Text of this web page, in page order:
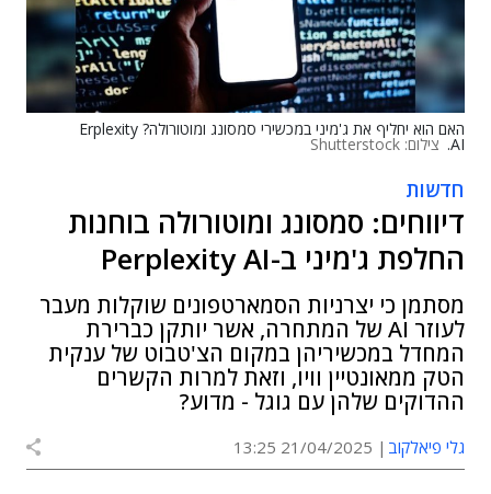
האם הוא יחליף את ג'מיני במכשירי סמסונג ומוטורולה? Erplexity
AI. צילום: Shutterstock
חדשות
דיווחים: סמסונג ומוטורולה בוחנות
החלפת ג'מיני ב-Perplexity AI
מסתמן כי יצרניות הסמארטפונים שוקלות מעבר
לעוזר AI של המתחרה, אשר יותקן כברירת
המחדל במכשיריהן במקום הצ'טבוט של ענקית
הטק ממאונטיין וויו, וזאת למרות הקשרים
ההדוקים שלהן עם גוגל - מדוע?
גלי פיאלקוב 21/04/2025 13:25